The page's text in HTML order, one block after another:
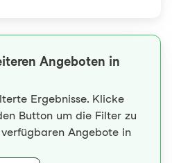
Angeboten in
Ergebnisse. Klicke
Button um die Filter zu
Angebote in